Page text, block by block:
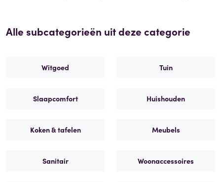
Alle subcategorieën uit deze categorie
Witgoed Tuin
Slaapcomfort Huishouden
Koken & tafelen Meubels
Sanitair Woonaccessoires